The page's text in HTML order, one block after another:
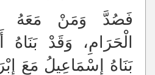
فَصُدَّ وَمَنْ مَعَهُ
الْحَرَامِ، وَقَدْ بَنَاهُ
بَنَاهُ إِسْمَاعِيلُ مَعَ